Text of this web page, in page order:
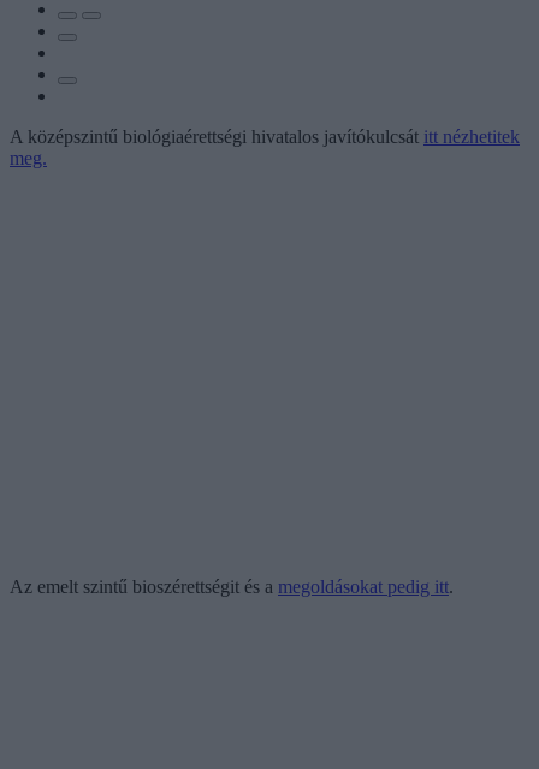
A középszintű biológiaérettségi hivatalos javítókulcsát itt nézhetitek
meg.
Az emelt szintű bioszérettségit és a megoldásokat pedig itt.